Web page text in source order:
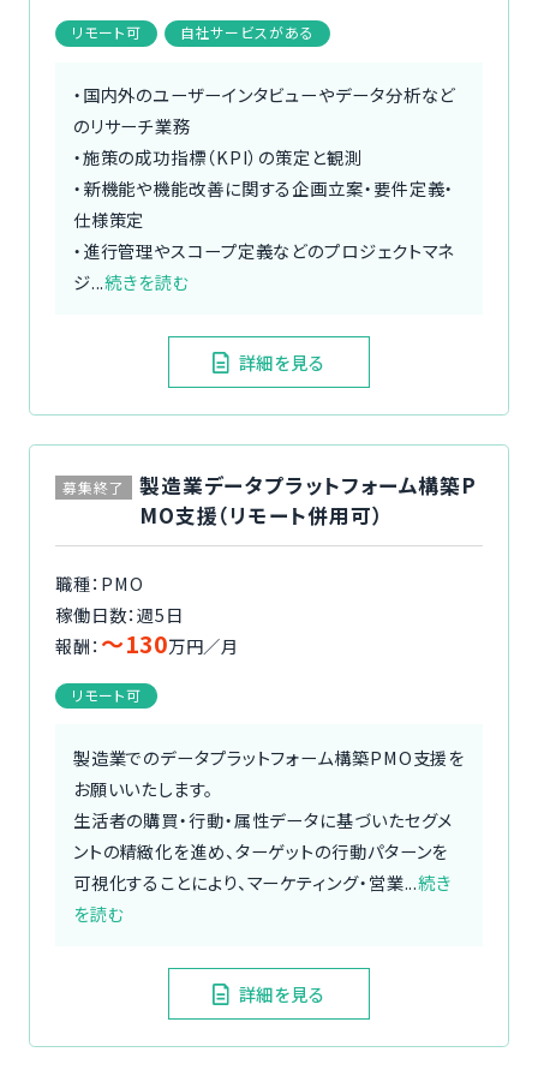
リモート可 自社サービスがある
・国内外のユーザーインタビューやデータ分析など
のリサーチ業務
・施策の成功指標（KPI）の策定と観測
・新機能や機能改善に関する企画立案・要件定義・
仕様策定
・進行管理やスコープ定義などのプロジェクトマネ
ジ...続きを読む
詳細を見る
募集終了
製造業データプラットフォーム構築P
MO支援（リモート併用可）
職種：PMO
稼働日数：週5日
報酬： 〜130万円／月
リモート可
製造業でのデータプラットフォーム構築PMO支援を
お願いいたします。
生活者の購買・行動・属性データに基づいたセグメ
ントの精緻化を進め、ターゲットの行動パターンを
可視化することにより、マーケティング・営業...続き
を読む
詳細を見る